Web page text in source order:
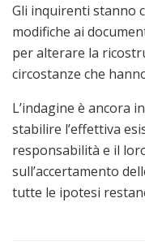
Gli inquirenti stanno
modifiche ai
per alterare la
circostanze che
L’indagine è ancora
stabilire l’effettiva
responsabilità e il
sull’accertamento
tutte le ipotesi